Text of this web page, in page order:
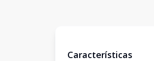
Características